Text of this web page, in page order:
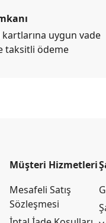
uygun vade
taksitli ödeme
Müşteri Hizmetleri
Mesafeli Satış
Sözleşmesi